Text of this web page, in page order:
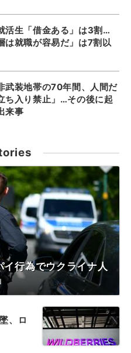
活生「借金ある」は3割…
は就職が容易だ」は7割以
武装地帯の70年間、人間だ
ち入り禁止」…その後に起
来事
行為でウクライナ人
、ロ